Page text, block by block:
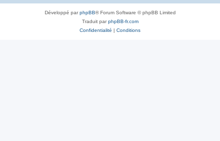
Développé parphpBB® Forum Software © phpBB Limited
Traduit parphpBB-fr.com
Confidentialité | Conditions